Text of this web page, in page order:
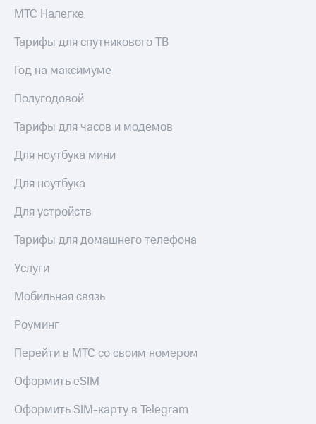
МТС Налегке
Тарифы для спутникового ТВ
Год на максимуме
Полугодовой
Тарифы для часов и модемов
Для ноутбука мини
Для ноутбука
Для устройств
Тарифы для домашнего телефона
Услуги
Мобильная связь
Роуминг
Перейти в МТС со своим номером
Оформить eSIM
Оформить SIM-карту в Telegram